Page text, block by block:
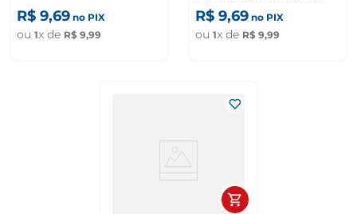
R$ 9,69 no PIX
ou 1x de R$ 9,99
Suave com Abas 16 Unidades
R$ 9,69 no PIX
ou 1x de R$ 9,99